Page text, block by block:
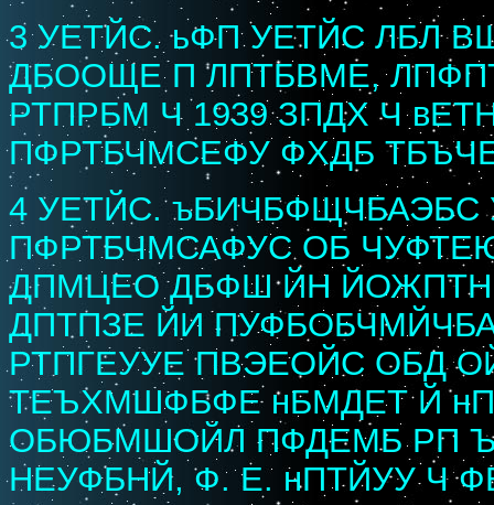
3 УЕТЙС. ьФП УЕТЙС ЛБЛ
ДБООЩЕ П ЛПТБВМЕ,
РТПРБМ Ч 1939 ЗПДХ Ч
ПФРТБЧМСЕФУ ФХДБ
4 УЕТЙС.
ПФРТБЧМСАФУС ОБ
ДПМЦЕО ДБФШ ЙН
ДПТПЗЕ ЙИ
РТПГЕУУЕ ПВЭЕОЙС ОБД
ТЕЪХМШФБФЕ нБМДЕТ Й
ОБЮБМШОЙЛ ПФДЕМБ РП
НЕУФБНЙ, Ф. Е. нПТЙУУ Ч